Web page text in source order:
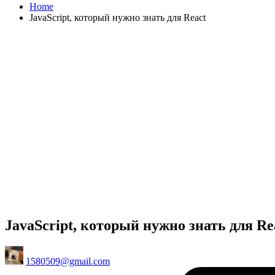
Home
JavaScript, который нужно знать для React
JavaScript, который нужно знать для
Posted
by
1580509@gmail.com